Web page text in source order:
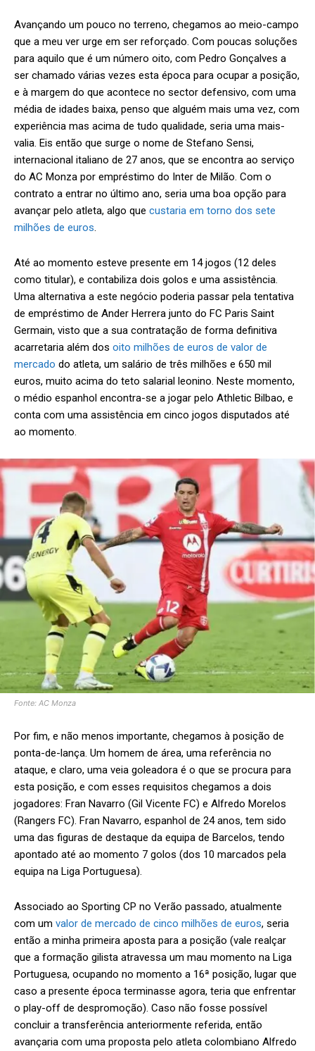
Avançando um pouco no terreno, chegamos ao meio-campo
que a meu ver urge em ser reforçado. Com poucas soluções
para aquilo que é um número oito, com Pedro Gonçalves a
ser chamado várias vezes esta época para ocupar a posição,
e à margem do que acontece no sector defensivo, com uma
média de idades baixa, penso que alguém mais uma vez, com
experiência mas acima de tudo qualidade, seria uma mais-
valia. Eis então que surge o nome de Stefano Sensi,
internacional italiano de 27 anos, que se encontra ao serviço
do AC Monza por empréstimo do Inter de Milão. Com o
contrato a entrar no último ano, seria uma boa opção para
avançar pelo atleta, algo que custaria em torno dos sete
milhões de euros.
Até ao momento esteve presente em 14 jogos (12 deles
como titular), e contabiliza dois golos e uma assistência.
Uma alternativa a este negócio poderia passar pela tentativa
de empréstimo de Ander Herrera junto do FC Paris Saint
Germain, visto que a sua contratação de forma definitiva
acarretaria além dos oito milhões de euros de valor de
mercado do atleta, um salário de três milhões e 650 mil
euros, muito acima do teto salarial leonino. Neste momento,
o médio espanhol encontra-se a jogar pelo Athletic Bilbao, e
conta com uma assistência em cinco jogos disputados até
ao momento.
Fonte: AC Monza
Por fim, e não menos importante, chegamos à posição de
ponta-de-lança. Um homem de área, uma referência no
ataque, e claro, uma veia goleadora é o que se procura para
esta posição, e com esses requisitos chegamos a dois
jogadores: Fran Navarro (Gil Vicente FC) e Alfredo Morelos
(Rangers FC). Fran Navarro, espanhol de 24 anos, tem sido
uma das figuras de destaque da equipa de Barcelos, tendo
apontado até ao momento 7 golos (dos 10 marcados pela
equipa na Liga Portuguesa).
Associado ao Sporting CP no Verão passado, atualmente
com um valor de mercado de cinco milhões de euros, seria
então a minha primeira aposta para a posição (vale realçar
que a formação gilista atravessa um mau momento na Liga
Portuguesa, ocupando no momento a 16ª posição, lugar que
caso a presente época terminasse agora, teria que enfrentar
o play-off de despromoção). Caso não fosse possível
concluir a transferência anteriormente referida, então
avançaria com uma proposta pelo atleta colombiano Alfredo